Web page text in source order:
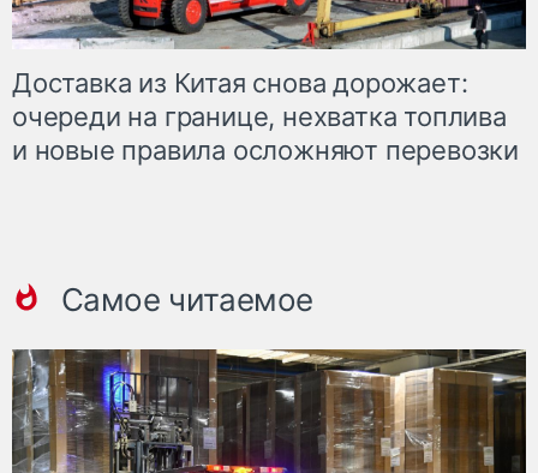
Доставка из Китая снова дорожает:
очереди на границе, нехватка топлива
и новые правила осложняют перевозки
Самое читаемое